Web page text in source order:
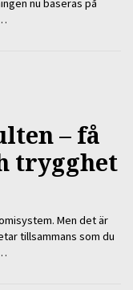
nu baseras på
– få
trygghet
Men det är
tillsammans som du